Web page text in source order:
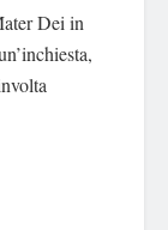
Dei in